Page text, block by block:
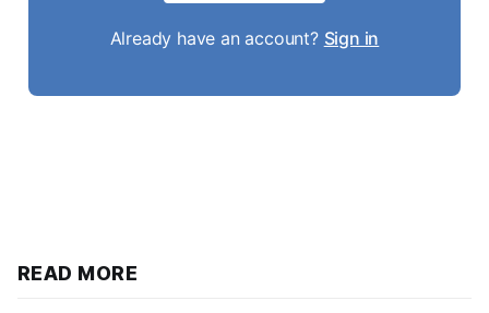
Already have an account? Sign in
READ MORE